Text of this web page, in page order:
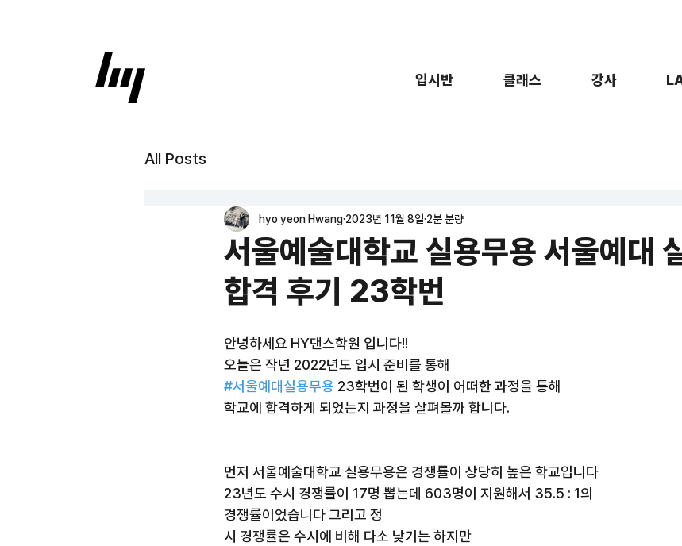
입시반 클래스 강사
All Posts
서울예술대학교 실용무용 서울예대
합격 후기 23학번
hyo yeon Hwang 2023년 11월 8일 2분 분량
안녕하세요 HY댄스학원 입니다!!
오늘은 작년 2022년도 입시 준비를 통해
#서울예대실용무용 23학번이 된 학생이 어떠한 과정을 통해
학교에 합격하게 되었는지 과정을 살펴볼까 합니다.
먼저 서울예술대학교 실용무용은 경쟁률이 상당히 높은 학교입니다
23년도 수시 경쟁률이 17명 뽑는데 603명이 지원해서 35.5 : 1의
경쟁률이었습니다 그리고 정
시 경쟁률은 수시에 비해 다소 낮기는 하지만